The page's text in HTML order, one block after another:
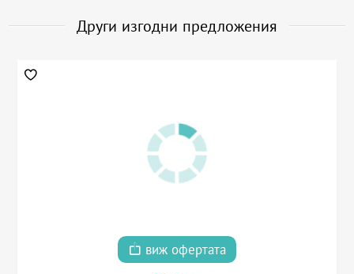
Други изгодни предложения
виж офертата